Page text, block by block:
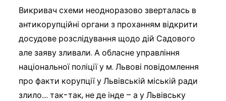
Викривач схеми неодноразово зверталась в
антикорупційні органи з проханням відкрити
досудове розслідування щодо дій Садового
але заяву зливали. А обласне управління
національної поліції у м. Львові повідомлення
про факти корупції у Львівській міській ради
злило…. так-так, не де інде – а у Львівську